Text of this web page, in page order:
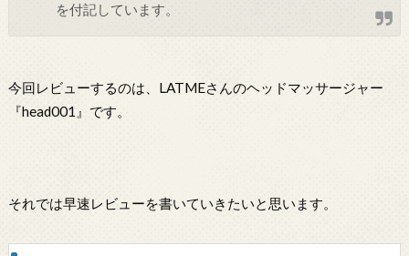
を付記しています。
今回レビューするのは、LATMEさんのヘッドマッサージャー
『head001』です。
それでは早速レビューを書いていきたいと思います。